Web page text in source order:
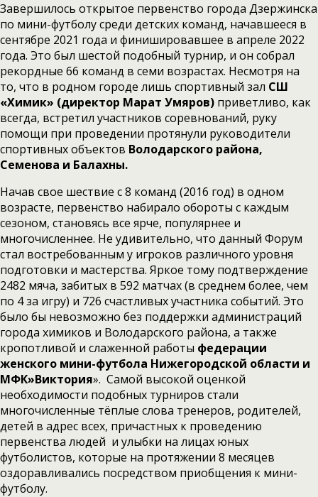
Завершилось открытое первенство города Дзержинска
по мини-футболу среди детских команд, начавшееся в
сентябре 2021 года и финишировавшее в апреле 2022
года. Это был шестой подобный турнир, и он собрал
рекордные 66 команд в семи возрастах. Несмотря на
то, что в родном городе лишь спортивный зал СШ
«Химик» (директор Марат Умяров) приветливо, как
всегда, встретил участников соревнований, руку
помощи при проведении протянули руководители
спортивных объектов Володарского района,
Семенова и Балахны.
Начав свое шествие с 8 команд (2016 год) в одном
возрасте, первенство набирало обороты с каждым
сезоном, становясь все ярче, популярнее и
многочисленнее. Не удивительно, что данный Форум
стал востребованным у игроков различного уровня
подготовки и мастерства. Яркое тому подтверждение
2482 мяча, забитых в 592 матчах (в среднем более, чем
по 4 за игру) и 726 счастливых участника событий. Это
было бы невозможно без поддержки администраций
города химиков и Володарского района, а также
кропотливой и слаженной работы федерации
женского мини-футбола Нижегородской области и
МФК»Виктория». Самой высокой оценкой
необходимости подобных турниров стали
многочисленные тёплые слова тренеров, родителей,
детей в адрес всех, причастных к проведению
первенства людей и улыбки на лицах юных
футболистов, которые на протяжении 8 месяцев
оздоравливались посредством приобщения к мини-
футболу.